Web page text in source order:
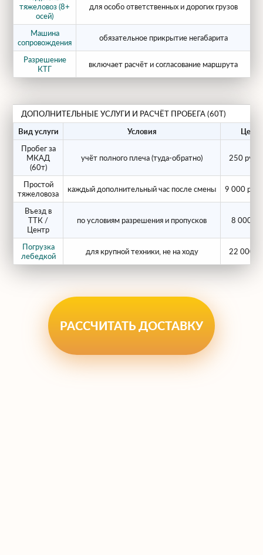
Карьерные экскаваторы и погрузчики
весом 55–60 тонн;
Мощные буровые и свайные
комплексына гусеничном или
Энергетическое оборудование—
крупные трансформаторы, турбины,
котлы высокого давления;
Металлоконструкции и мостовые
элементы с высокой концентрацией
массы.
Наш автопарк ГК
ЕВРОГРУППСТРОЙ 2 60 тонн
техобслуживание и осмотры, а также
оборудованы комплектами для крепления
тяжёлых грузов:
Низкорамные платформы 6–8 осей.
тяжеловоз (8+
осей)
для особо ответственных и дорогих грузов
Машина
сопровождения
обязательное прикрытие негабарита
Разрешение
КТГ
включает расчёт и согласование маршрута
ДОПОЛНИТЕЛЬНЫЕ УСЛУГИ И РАСЧЁТ ПРОБЕГА (60Т)
Вид услуги
Условия
Цена
Пробег за
МКАД
(60т)
учёт полного плеча (туда-обратно) 250
Простой
тяжеловоза
каждый дополнительный час после смены 9 000
Въезд в
ТТК /
Центр
по условиям разрешения и пропусков 8 000
Погрузка
лебедкой
для крупной техники, не на ходу 22 000
РАССЧИТАТЬ ДОСТАВКУ